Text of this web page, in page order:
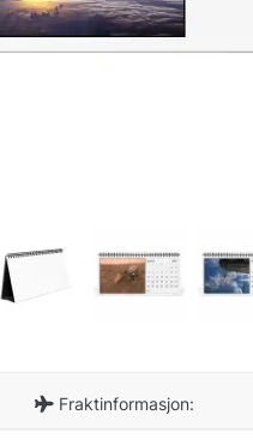
Fraktinformasjon: